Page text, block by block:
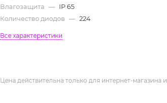
Влагозащита — IP 65
Количество диодов — 224
Все характеристики
Цена действительна только для интернет-магазина